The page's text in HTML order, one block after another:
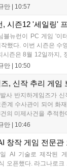
체험할 수 있습니다. 일
여 가능한 이번 행사는
만 | 10:57
, 시즌12 '세일링'
블뉴런이 PC 게임 '이
했다. 이번 시즌은 수
시즌은 8월 12일까지,
일지 추가와 후반부
다....
만 | 10:50
, 신작 추리 게임
사 반지하게임즈가
계 수사관이 되어 화
의 미제사건을 추적
보 조합과 사건 재구성
하고 있다....
만 | 10:46
창작 게임 전문관
AI 기술로 제작된
오픈했다. 라그나로